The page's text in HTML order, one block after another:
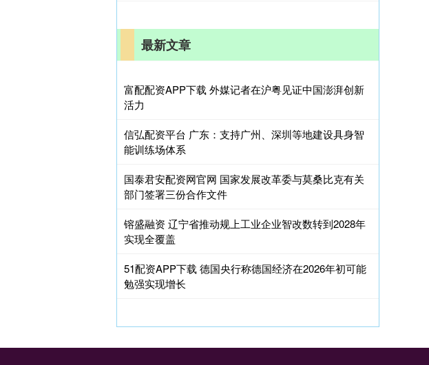
最新文章
富配配资APP下载 外媒记者在沪粤见证中国澎湃创新
活力
信弘配资平台 广东：支持广州、深圳等地建设具身智
能训练场体系
国泰君安配资网官网 国家发展改革委与莫桑比克有关
部门签署三份合作文件
镕盛融资 辽宁省推动规上工业企业智改数转到2028年
实现全覆盖
51配资APP下载 德国央行称德国经济在2026年初可能
勉强实现增长